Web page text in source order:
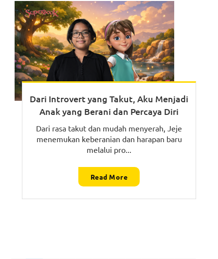
Dari Introvert yang Takut, Aku Menjadi
Anak yang Berani dan Percaya Diri
Dari rasa takut dan mudah menyerah, Jeje
menemukan keberanian dan harapan baru
melalui pro...
Read More